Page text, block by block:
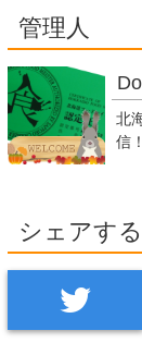
管理人
北
信
シェアする
twitter